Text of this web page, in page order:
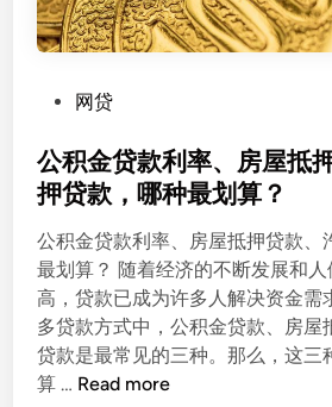
金
信
的
请
流
及
额
度
最
大
化
s
t
d
i
n
网贷
公积金贷款利率、房屋抵
押贷款，哪种最划算？
公积金贷款利率、房屋抵押贷款、
最划算？ 随着经济的不断发展和
高，贷款已成为许多人解决资金需
多贷款方式中，公积金贷款、房屋
贷款是最常见的三种。那么，这三
算 … 公
Read more